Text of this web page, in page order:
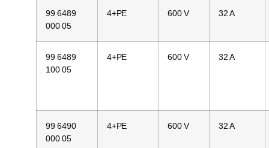
99 6489
000 05
4+PE 600 V 32 A
99 6489
100 05
4+PE 600 V 32 A
99 6490
000 05
4+PE 600 V 32 A